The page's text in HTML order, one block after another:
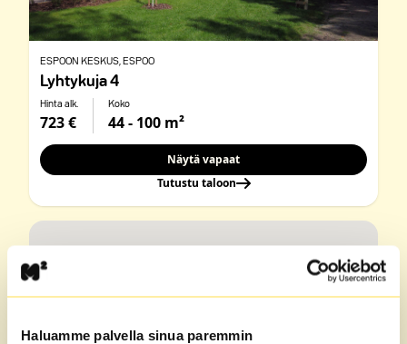
Haluamme palvella sinua paremmin
ESPOON KESKUS , ESPOO
Lyhtykuja 4
Hinta alk.
723 €
Koko
44 - 100 m²
Näytä vapaat
Tutustu taloon